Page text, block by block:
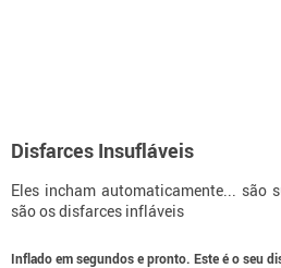
Disfarces Insufláveis
Eles incham automaticamente... são
são os disfarces infláveis
Inflado em segundos e pronto. Este é o seu